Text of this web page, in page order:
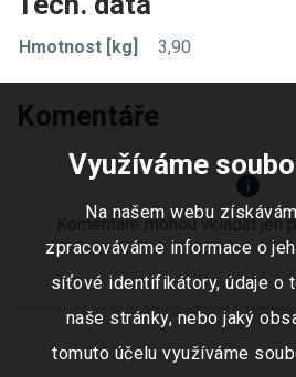
Hmotnost [kg] 3,90
Komentáře
info
Komentáře mohou vkládat jen
Využíváme
Na našem webu
zpracováváme informace o
síťové identifikátory, údaje o
naše stránky, nebo jaký
tomuto účelu využíváme